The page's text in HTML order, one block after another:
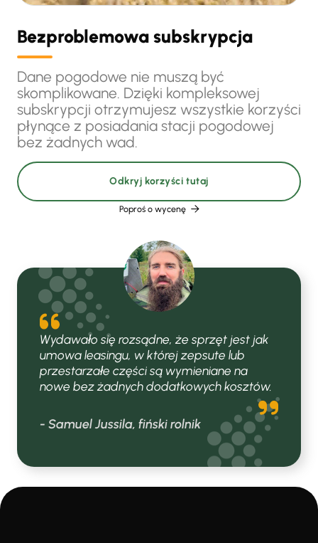
Bezproblemowa subskrypcja
Dane pogodowe nie muszą być
skomplikowane. Dzięki kompleksowej
subskrypcji otrzymujesz wszystkie korzyści
płynące z posiadania stacji pogodowej
bez żadnych wad.
Odkryj korzyści tutaj
Poproś o wycenę 
Wydawało się rozsądne, że sprzęt jest jak
umowa leasingu, w której zepsute lub
przestarzałe części są wymieniane na
nowe bez żadnych dodatkowych kosztów.
- Samuel Jussila, fiński rolnik